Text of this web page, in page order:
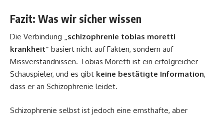
Fazit: Was wir sicher wissen
Die Verbindung „schizophrenie tobias moretti
krankheit“ basiert nicht auf Fakten, sondern auf
Missverständnissen. Tobias Moretti ist ein erfolgreicher
Schauspieler, und es gibt keine bestätigte Information,
dass er an Schizophrenie leidet.
Schizophrenie selbst ist jedoch eine ernsthafte, aber